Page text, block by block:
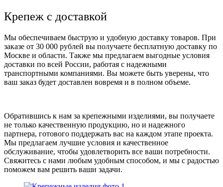
Крепеж с доставкой
Мы обеспечиваем быструю и удобную доставку товаров. При
заказе от 30 000 рублей вы получаете бесплатную доставку по
Москве и области. Также мы предлагаем выгодные условия
доставки по всей России, работая с надежными
транспортными компаниями. Вы можете быть уверены, что
ваш заказ будет доставлен вовремя и в полном объеме.
Обратившись к нам за крепежными изделиями, вы получаете
не только качественную продукцию, но и надежного
партнера, готового поддержать вас на каждом этапе проекта.
Мы предлагаем лучшие условия и качественное
обслуживание, чтобы удовлетворить все ваши потребности.
Свяжитесь с нами любым удобным способом, и мы с радостью
поможем вам решить ваши задачи.